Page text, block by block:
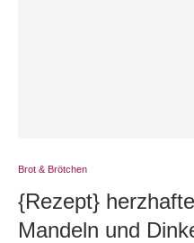
Brot & Brötchen
{Rezept}
Mandeln und